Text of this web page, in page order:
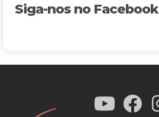
Siga-nos no Facebook